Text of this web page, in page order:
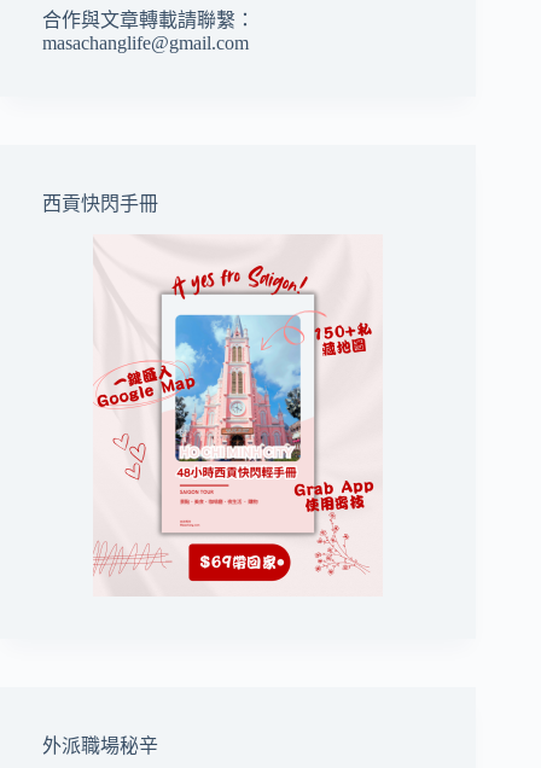
合作與文章轉載請聯繫：
masachanglife@gmail.com
西貢快閃手冊
外派職場秘辛